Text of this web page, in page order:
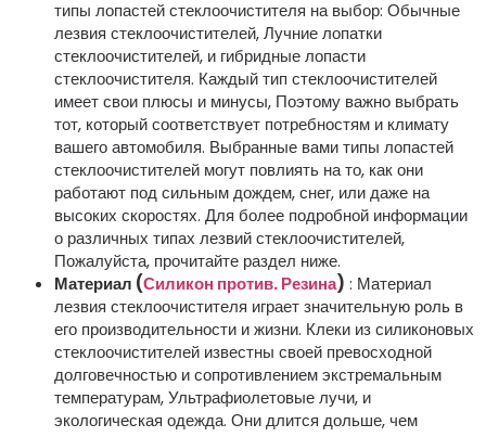
типы лопастей стеклоочистителя на выбор: Обычные
лезвия стеклоочистителей, Лучние лопатки
стеклоочистителей, и гибридные лопасти
стеклоочистителя. Каждый тип стеклоочистителей
имеет свои плюсы и минусы, Поэтому важно выбрать
тот, который соответствует потребностям и климату
вашего автомобиля. Выбранные вами типы лопастей
стеклоочистителей могут повлиять на то, как они
работают под сильным дождем, снег, или даже на
высоких скоростях. Для более подробной информации
о различных типах лезвий стеклоочистителей,
Пожалуйста, прочитайте раздел ниже.
Материал (Силикон против. Резина) : Материал
лезвия стеклоочистителя играет значительную роль в
его производительности и жизни. Клеки из силиконовых
стеклоочистителей известны своей превосходной
долговечностью и сопротивлением экстремальным
температурам, Ультрафиолетовые лучи, и
экологическая одежда. Они длится дольше, чем